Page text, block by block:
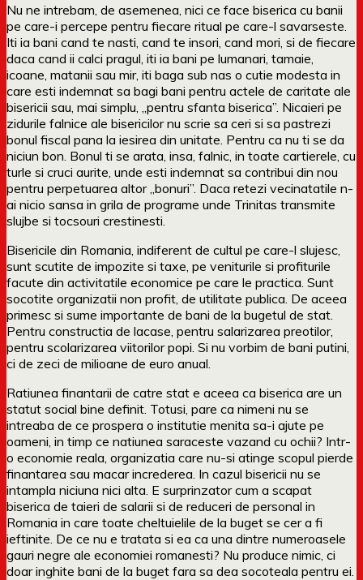
Nu ne intrebam, de asemenea, nici ce face biserica cu banii
pe care-i percepe pentru fiecare ritual pe care-l savarseste.
Iti ia bani cand te nasti, cand te insori, cand mori, si de fiecare
daca cand ii calci pragul, iti ia bani pe lumanari, tamaie,
icoane, matanii sau mir, iti baga sub nas o cutie modesta in
care esti indemnat sa bagi bani pentru actele de caritate ale
bisericii sau, mai simplu, „pentru sfanta biserica”. Nicaieri pe
zidurile falnice ale bisericilor nu scrie sa ceri si sa pastrezi
bonul fiscal pana la iesirea din unitate. Pentru ca nu ti se da
niciun bon. Bonul ti se arata, insa, falnic, in toate cartierele, cu
turle si cruci aurite, unde esti indemnat sa contribui din nou
pentru perpetuarea altor „bonuri”. Daca retezi vecinatatile n-
ai nicio sansa in grila de programe unde Trinitas transmite
slujbe si tocsouri crestinesti.
Bisericile din Romania, indiferent de cultul pe care-l slujesc,
sunt scutite de impozite si taxe, pe veniturile si profiturile
facute din activitatile economice pe care le practica. Sunt
socotite organizatii non profit, de utilitate publica. De aceea
primesc si sume importante de bani de la bugetul de stat.
Pentru constructia de lacase, pentru salarizarea preotilor,
pentru scolarizarea viitorilor popi. Si nu vorbim de bani putini,
ci de zeci de milioane de euro anual.
Ratiunea finantarii de catre stat e aceea ca biserica are un
statut social bine definit. Totusi, pare ca nimeni nu se
intreaba de ce prospera o institutie menita sa-i ajute pe
oameni, in timp ce natiunea saraceste vazand cu ochii? Intr-
o economie reala, organizatia care nu-si atinge scopul pierde
finantarea sau macar increderea. In cazul bisericii nu se
intampla niciuna nici alta. E surprinzator cum a scapat
biserica de taieri de salarii si de reduceri de personal in
Romania in care toate cheltuielile de la buget se cer a fi
ieftinite. De ce nu e tratata si ea ca una dintre numeroasele
gauri negre ale economiei romanesti? Nu produce nimic, ci
doar inghite bani de la buget fara sa dea socoteala pentru ei.